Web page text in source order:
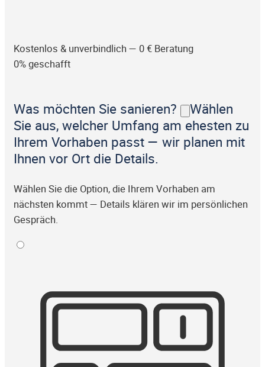
Kostenlos & unverbindlich — 0 € Beratung
0% geschafft
Was möchten Sie sanieren?
Wählen
Sie aus, welcher Umfang am ehesten zu
Ihrem Vorhaben passt — wir planen mit
Ihnen vor Ort die Details.
Wählen Sie die Option, die Ihrem Vorhaben am
nächsten kommt — Details klären wir im persönlichen
Gespräch.